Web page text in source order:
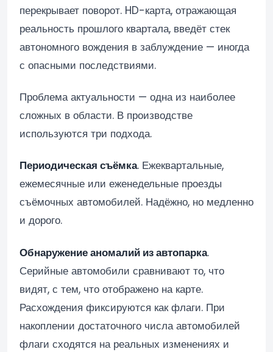
перекрывает поворот. HD-карта, отражающая
реальность прошлого квартала, введёт стек
автономного вождения в заблуждение — иногда
с опасными последствиями.
Проблема актуальности — одна из наиболее
сложных в области. В производстве
используются три подхода.
Периодическая съёмка. Ежеквартальные,
ежемесячные или еженедельные проезды
съёмочных автомобилей. Надёжно, но медленно
и дорого.
Обнаружение аномалий из автопарка.
Серийные автомобили сравнивают то, что
видят, с тем, что отображено на карте.
Расхождения фиксируются как флаги. При
накоплении достаточного числа автомобилей
флаги сходятся на реальных изменениях и